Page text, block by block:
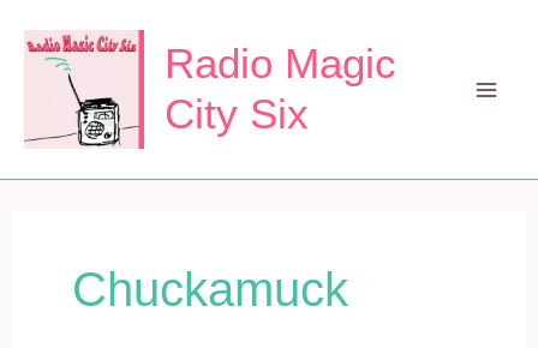
Inhalt
springen
Radio Magic
City Six
Chuckamuck